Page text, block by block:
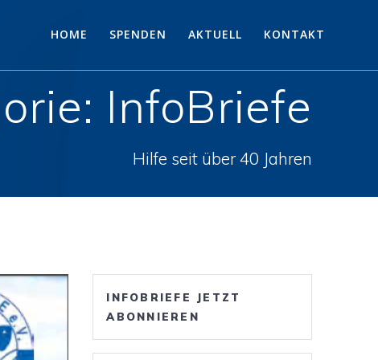
HOME SPENDEN AKTUELL KONTAKT
InfoBriefe
Hilfe seit über 40 Jahren
INFOBRIEFE JETZT
ABONNIEREN